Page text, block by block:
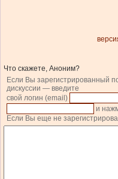
Что скажете, Аноним?
Если Вы зарегистрированный
дискуссии — введите
свой логин (email)
и
Если Вы еще не